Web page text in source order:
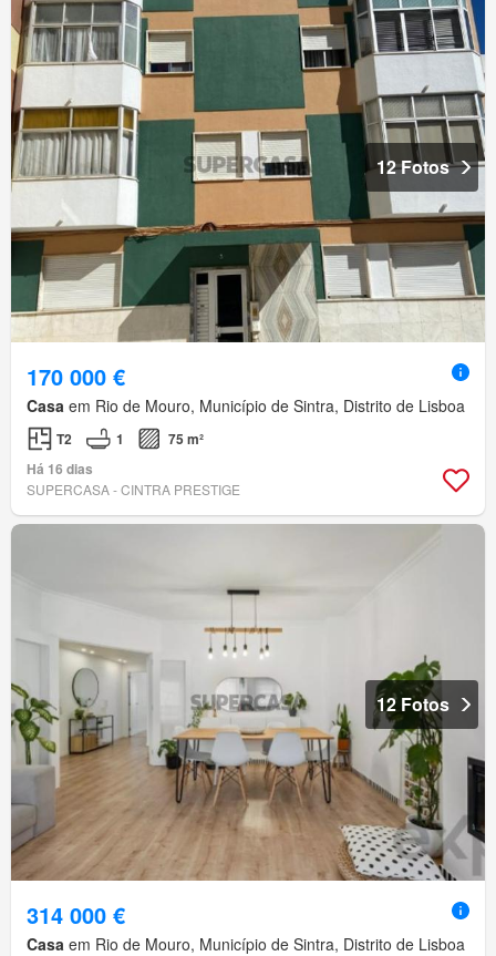
12 Fotos
170 000 €
Casa em Rio de Mouro, Município de Sintra, Distrito de Lisboa
T2 1
75 m²
Há 16 dias
SUPERCASA - CINTRA PRESTIGE
12 Fotos
314 000 €
Casa em Rio de Mouro, Município de Sintra, Distrito de Lisboa